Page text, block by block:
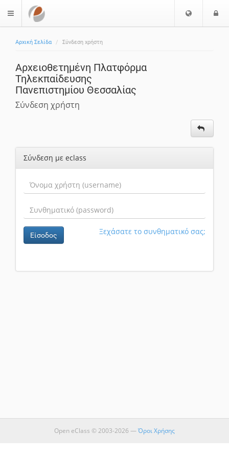
$langMenu
Επιλογή
Αρχική Σελίδα Σύνδεση χρήστη
Αρχειοθετημένη Πλατφόρμα
Τηλεκπαίδευσης
Πανεπιστημίου Θεσσαλίας
Σύνδεση χρήστη
Σύνδεση με eclass
Είσοδος Ξεχάσατε το συνθηματικό σας;
Open eClass © 2003-2026 —Όροι Χρήσης